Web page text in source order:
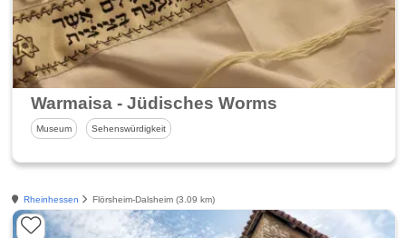
Warmaisa - Jüdisches Worms
Museum Sehenswürdigkeit
Rheinhessen Flörsheim-Dalsheim (3.09 km)